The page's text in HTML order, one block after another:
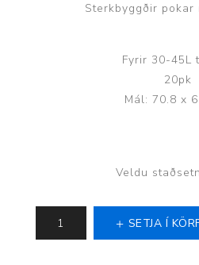
Sterkbyggðir pokar
Fyrir 30-45L
20pk
Mál: 70.8 x
Veldu
SETJA Í